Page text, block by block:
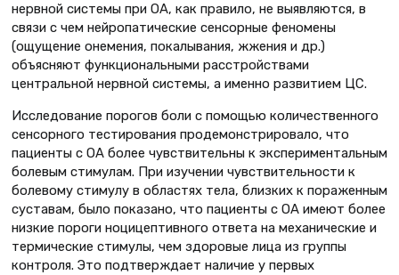
нервной системы при ОА, как правило, не выявляются, в
связи с чем нейропатические сенсорные феномены
(ощущение онемения, покалывания, жжения и др.)
объясняют функциональными расстройствами
центральной нервной системы, а именно развитием ЦС.
Исследование порогов боли с помощью количественного
сенсорного тестирования продемонстрировало, что
пациенты с ОА более чувствительны к экспериментальным
болевым стимулам. При изучении чувствительности к
болевому стимулу в областях тела, близких к пораженным
суставам, было показано, что пациенты с ОА имеют более
низкие пороги ноцицептивного ответа на механические и
термические стимулы, чем здоровые лица из группы
контроля. Это подтверждает наличие у первых